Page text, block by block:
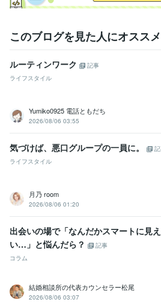
職歴
ココナラ電話相談 2023年11月 ~ 現在
【難病】三度死にかける
【病気】健康渇望の人生
2012
【恋愛】自然体のパートナー
【猫との暮らし】しなやな生き方の師
【お家購入】念願、一国一城の主 2015
【結婚・離婚】夫兼親友の喪失 2011年7
受賞歴
て表彰されるも内訳は全て座高でした。
走族スカウトが多かったです。
【予備
頭が悪かったのは私です。
【大学】また
した（こればっか）。 【仕事】失敗番長
とがありません。
【ココナラ】電話相
資格・検定
このブログを見た人にオススメ
ルーティンワーク
記事
ライフスタイル
Yumiko0925 電話ともだち
2026/08/06 03:55
気づけば、悪口グループの一員に。
ライフスタイル
月乃 room
2026/08/06 01:20
出会いの場で「なんだかスマートに見
い…」と悩んだら？
記事
コラム
結婚相談所の代表カウンセラー松尾
2026/08/06 03:07